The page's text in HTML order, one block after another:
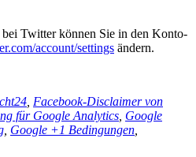
Twitter können Sie in den Konto-
account/settings ändern.
Facebook-Disclaimer von
für Google Analytics Google
Google +1 Bedingungen